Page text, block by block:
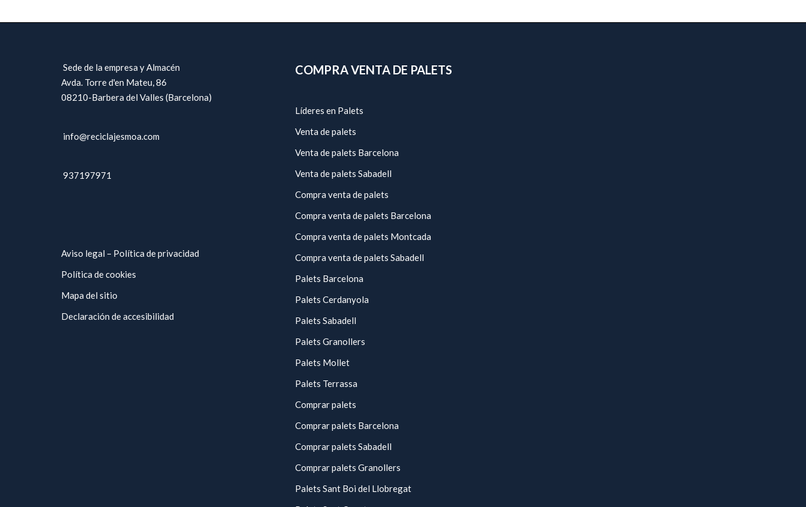
Sede de la empresa y Almacén
Avda. Torre d'en Mateu, 86
08210-Barbera del Valles (Barcelona)
info@reciclajesmoa.com
937197971
Aviso legal – Política de privacidad
Política de cookies
Mapa del sitio
Declaración de accesibilidad
COMPRA VENTA DE PALETS
Líderes en Palets
Venta de palets
Venta de palets Barcelona
Venta de palets Sabadell
Compra venta de palets
Compra venta de palets Barcelona
Compra venta de palets Montcada
Compra venta de palets Sabadell
Palets Barcelona
Palets Cerdanyola
Palets Sabadell
Palets Granollers
Palets Mollet
Palets Terrassa
Comprar palets
Comprar palets Barcelona
Comprar palets Sabadell
Comprar palets Granollers
Palets Sant Boi del Llobregat